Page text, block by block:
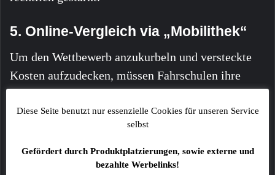
5. Online-Vergleich via „Mobilithek“
Um den Wettbewerb anzukurbeln und versteckte
Kosten aufzudecken, müssen Fahrschulen ihre
künftig onlinein der staatlichen Datenbank
„Mobilithek“ veröffentlichen. Eltern und
Fahrschüler erhalten so erstmals ein transparentes
Werkzeug, um Qualität und Kosten der Anbieter
Diese Seite benutzt nur essenzielle Cookies für unseren Service
selbst
Gefördert durch Produktplatzierungen, sowie externe und
bezahlte Werbelinks!